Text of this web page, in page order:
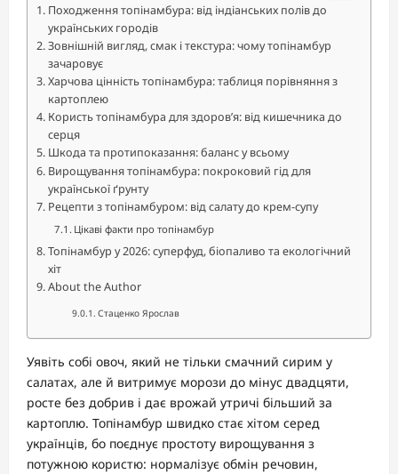
Походження топінамбура: від індіанських полів до
українських городів
Зовнішній вигляд, смак і текстура: чому топінамбур
зачаровує
Харчова цінність топінамбура: таблиця порівняння з
картоплею
Користь топінамбура для здоров’я: від кишечника до
серця
Шкода та протипоказання: баланс у всьому
Вирощування топінамбура: покроковий гід для
української ґрунту
Рецепти з топінамбуром: від салату до крем-супу
Цікаві факти про топінамбур
Топінамбур у 2026: суперфуд, біопаливо та екологічний
хіт
About the Author
Стаценко Ярослав
Уявіть собі овоч, який не тільки смачний сирим у
салатах, але й витримує морози до мінус двадцяти,
росте без добрив і дає врожай утричі більший за
картоплю. Топінамбур швидко стає хітом серед
українців, бо поєднує простоту вирощування з
потужною користю: нормалізує обмін речовин,